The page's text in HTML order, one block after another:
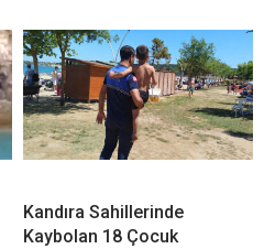
Kandıra Sahillerinde
Kaybolan 18 Çocuk